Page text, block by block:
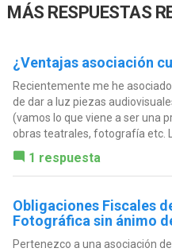
MÁS RESPUESTAS
¿Ventajas asociación
Recientemente me he
de dar a luz piezas
(vamos lo que viene a ser una
obras teatrales, fotografía etc.
1 respuesta
Obligaciones Fiscales
Fotográfica sin ánimo
Pertenezco a una asociación